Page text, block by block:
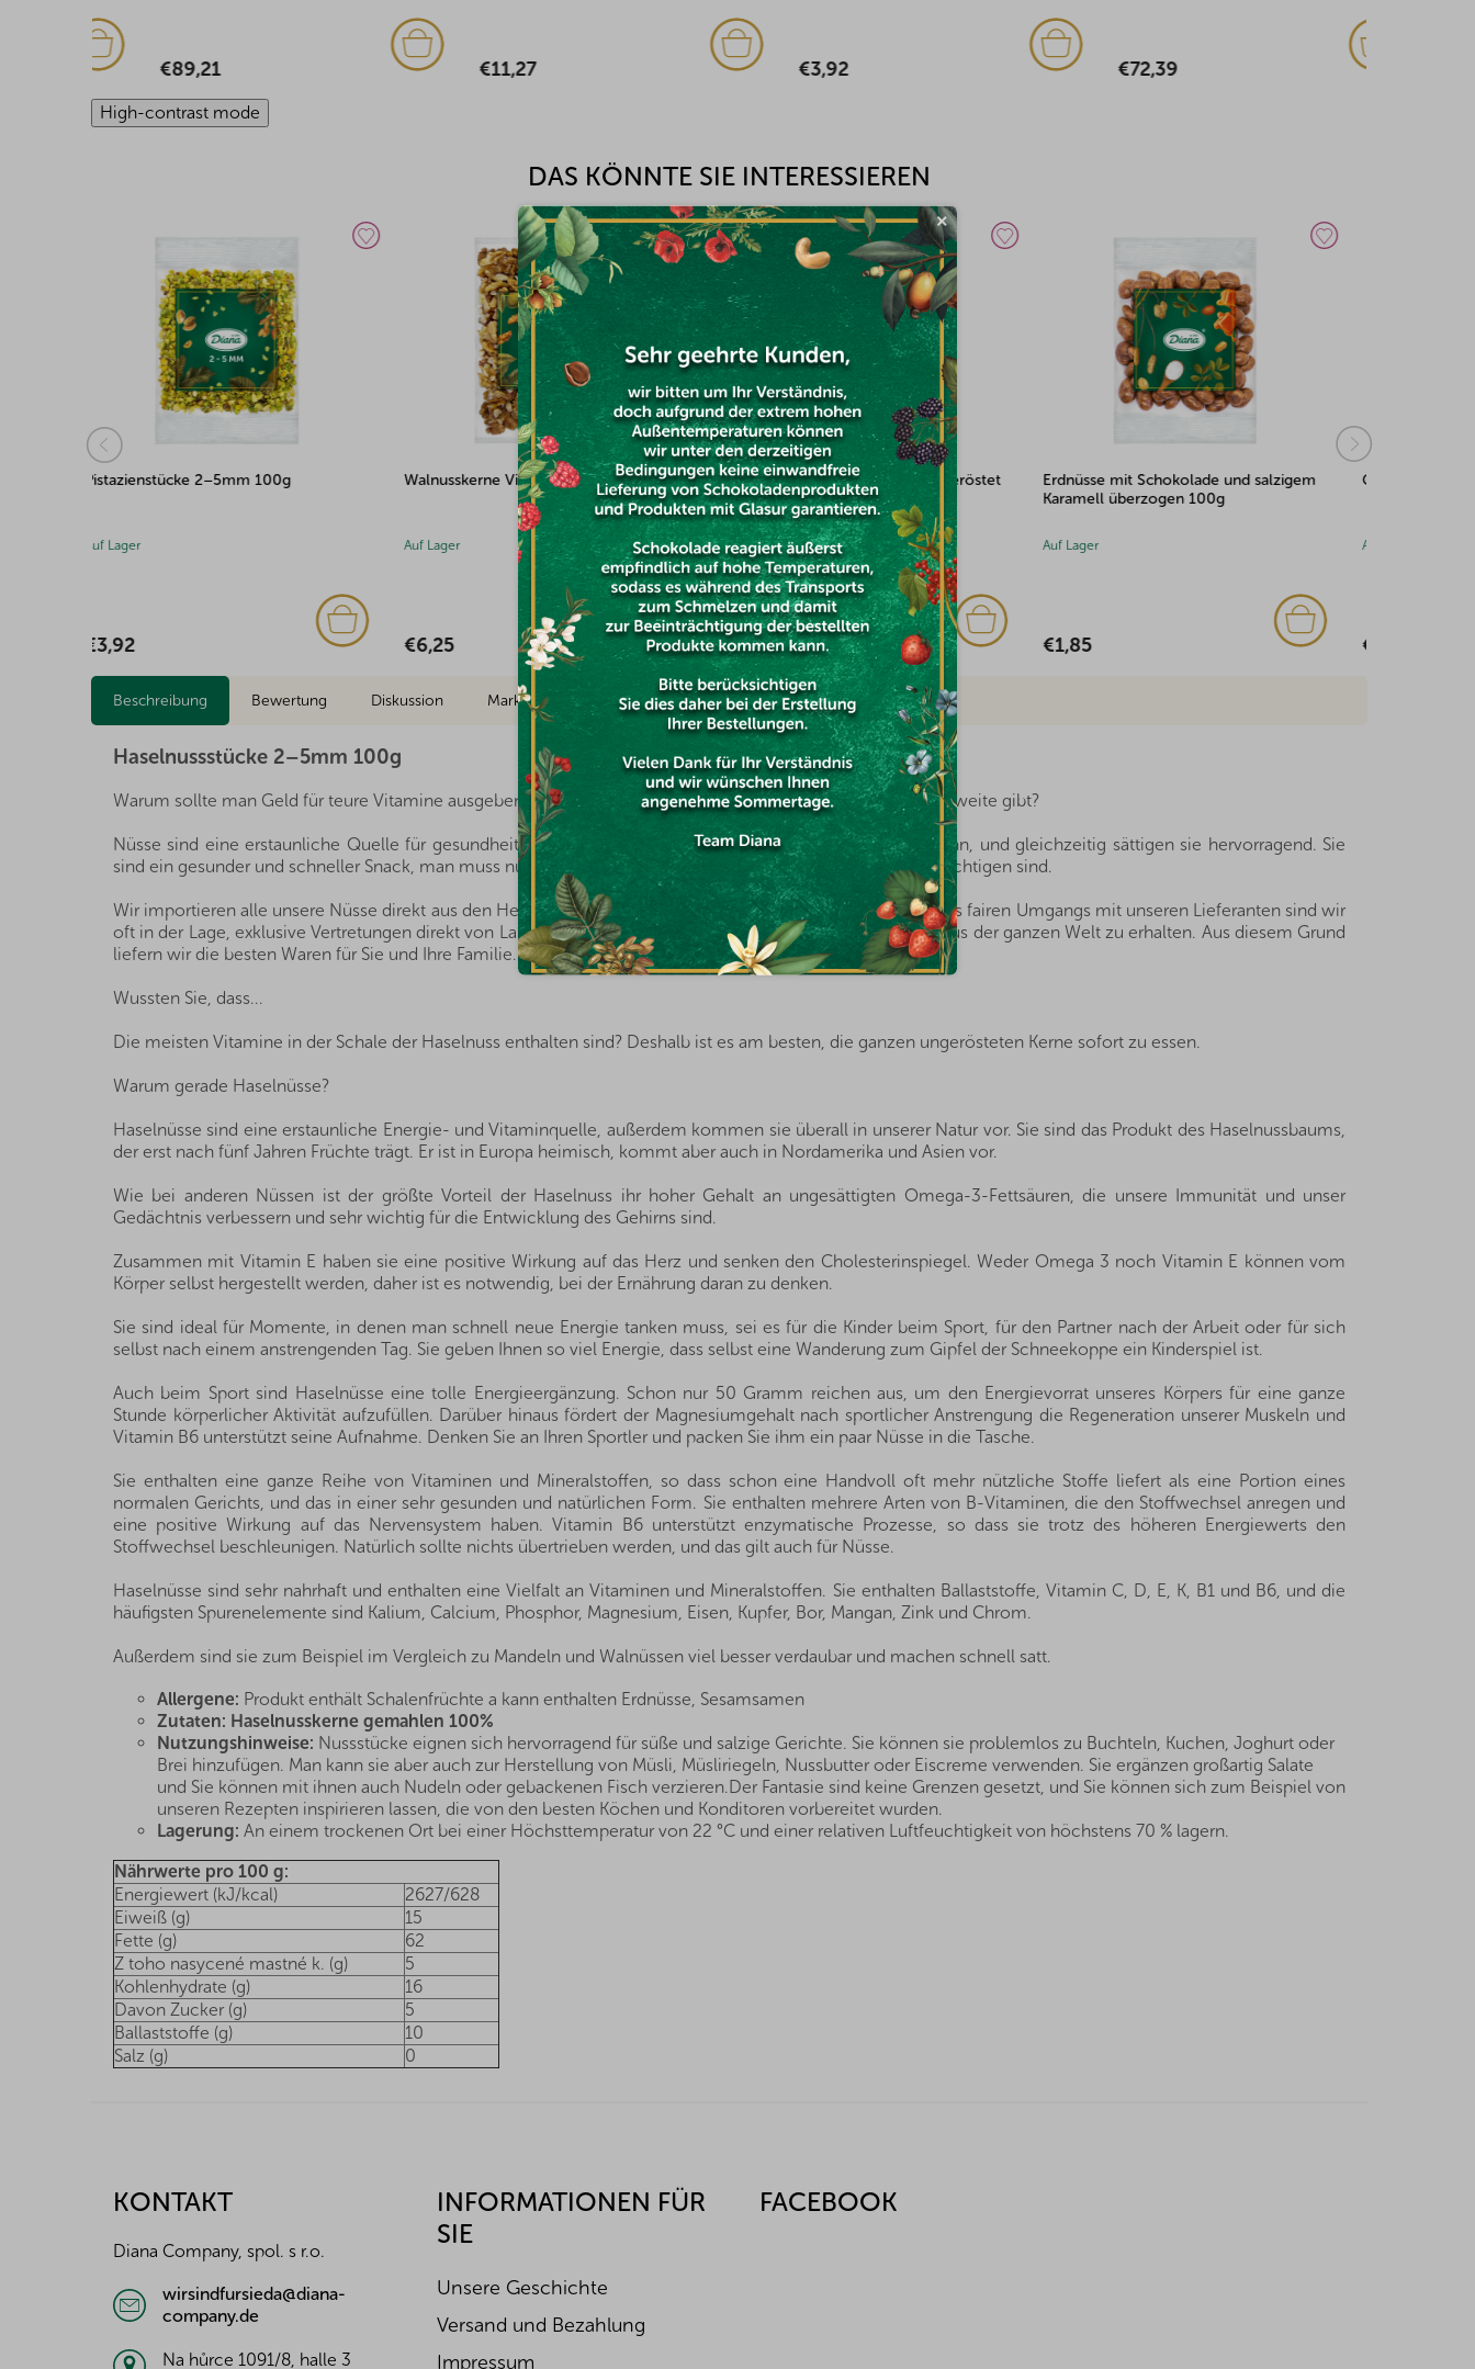
€89,21 €11,27 €3,92 €72,39
High-contrast mode
DAS KÖNNTE SIE INTERESSIEREN
Walnusskerne Viertel LQ 500g
Auf Lager
€6,25
Makadamianüsse gesalzen und geröstet
Auf Lager
€3,79
Erdnüsse mit Schokolade und salzigem
Karamell überzogen 100g
Auf Lager
€1,85
Gebrannte Mandeln 100g
Auf Lager
€2,25
Beschreibung Bewertung Diskussion Marke
Haselnussstücke 2–5mm 100g
Warum sollte man Geld für teure Vitamine ausgeben, wenn es doch so viele gesunde Lebensmittel in Reichweite gibt?
Nüsse sind eine erstaunliche Quelle für gesundheitsfördernde Stoffe, die man immer griffbereit haben kann, und gleichzeitig sättigen sie hervorragend. Sie
sind ein gesunder und schneller Snack, man muss nur auswählen, welche Nüsse für die eigene Familie die richtigen sind.
Wir importieren alle unsere Nüsse direkt aus den Herkunftsländern, und dank der guten Beziehungen und des fairen Umgangs mit unseren Lieferanten sind wir
oft in der Lage, exklusive Vertretungen direkt von Landwirten und Anbauern der besten Nüsse und Früchte aus der ganzen Welt zu erhalten. Aus diesem Grund
liefern wir die besten Waren für Sie und Ihre Familie.
Wussten Sie, dass...
Die meisten Vitamine in der Schale der Haselnuss enthalten sind? Deshalb ist es am besten, die ganzen ungerösteten Kerne sofort zu essen.
Warum gerade Haselnüsse?
Haselnüsse sind eine erstaunliche Energie- und Vitaminquelle, außerdem kommen sie überall in unserer Natur vor. Sie sind das Produkt des Haselnussbaums,
der erst nach fünf Jahren Früchte trägt. Er ist in Europa heimisch, kommt aber auch in Nordamerika und Asien vor.
Wie bei anderen Nüssen ist der größte Vorteil der Haselnuss ihr hoher Gehalt an ungesättigten Omega-3-Fettsäuren, die unsere Immunität und unser
Gedächtnis verbessern und sehr wichtig für die Entwicklung des Gehirns sind.
Zusammen mit Vitamin E haben sie eine positive Wirkung auf das Herz und senken den Cholesterinspiegel. Weder Omega 3 noch Vitamin E können vom
Körper selbst hergestellt werden, daher ist es notwendig, bei der Ernährung daran zu denken.
Sie sind ideal für Momente, in denen man schnell neue Energie tanken muss, sei es für die Kinder beim Sport, für den Partner nach der Arbeit oder für sich
selbst nach einem anstrengenden Tag. Sie geben Ihnen so viel Energie, dass selbst eine Wanderung zum Gipfel der Schneekoppe ein Kinderspiel ist.
Auch beim Sport sind Haselnüsse eine tolle Energieergänzung. Schon nur 50 Gramm reichen aus, um den Energievorrat unseres Körpers für eine ganze
Stunde körperlicher Aktivität aufzufüllen. Darüber hinaus fördert der Magnesiumgehalt nach sportlicher Anstrengung die Regeneration unserer Muskeln und
Vitamin B6 unterstützt seine Aufnahme. Denken Sie an Ihren Sportler und packen Sie ihm ein paar Nüsse in die Tasche.
Sie enthalten eine ganze Reihe von Vitaminen und Mineralstoffen, so dass schon eine Handvoll oft mehr nützliche Stoffe liefert als eine Portion eines
normalen Gerichts, und das in einer sehr gesunden und natürlichen Form. Sie enthalten mehrere Arten von B-Vitaminen, die den Stoffwechsel anregen und
eine positive Wirkung auf das Nervensystem haben. Vitamin B6 unterstützt enzymatische Prozesse, so dass sie trotz des höheren Energiewerts den
Stoffwechsel beschleunigen. Natürlich sollte nichts übertrieben werden, und das gilt auch für Nüsse.
Haselnüsse sind sehr nahrhaft und enthalten eine Vielfalt an Vitaminen und Mineralstoffen. Sie enthalten Ballaststoffe, Vitamin C, D, E, K, B1 und B6, und die
häufigsten Spurenelemente sind Kalium, Calcium, Phosphor, Magnesium, Eisen, Kupfer, Bor, Mangan, Zink und Chrom.
Außerdem sind sie zum Beispiel im Vergleich zu Mandeln und Walnüssen viel besser verdaubar und machen schnell satt.
Allergene: Produkt enthält Schalenfrüchte a kann enthalten Erdnüsse, Sesamsamen
Zutaten: Haselnusskerne gemahlen 100%
Nutzungshinweise: Nussstücke eignen sich hervorragend für süße und salzige Gerichte. Sie können sie problemlos zu Buchteln, Kuchen, Joghurt oder
Brei hinzufügen. Man kann sie aber auch zur Herstellung von Müsli, Müsliriegeln, Nussbutter oder Eiscreme verwenden. Sie ergänzen großartig Salate
und Sie können mit ihnen auch Nudeln oder gebackenen Fisch verzieren.Der Fantasie sind keine Grenzen gesetzt, und Sie können sich zum Beispiel von
unseren Rezepten inspirieren lassen, die von den besten Köchen und Konditoren vorbereitet wurden.
Lagerung: An einem trockenen Ort bei einer Höchsttemperatur von 22 °C und einer relativen Luftfeuchtigkeit von höchstens 70 % lagern.
Nährwerte pro 100 g:
Energiewert (kJ/kcal)
2627/628
Eiweiß (g)
15
Fette (g)
62
Z toho nasycené mastné k. (g)
5
Kohlenhydrate (g)
16
Davon Zucker (g)
5
Ballaststoffe (g)
10
Salz (g)
0
KONTAKT
Diana Company, spol. s r.o.
wirsindfursieda@diana-
company.de
Na hůrce 1091/8, halle 3
INFORMATIONEN FÜR
SIE
Unsere Geschichte
Versand und Bezahlung
Impressum
FACEBOOK
×